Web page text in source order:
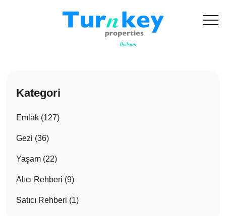
Kategori
Emlak (127)
Gezi (36)
Yaşam (22)
Alıcı Rehberi (9)
Satıcı Rehberi (1)